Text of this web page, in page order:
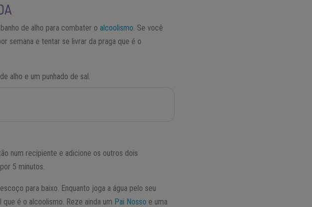
de alho para combater oalcoolismo. Se você
semana e tentar se livrar da praga que é o
alho e um punhado de sal.
num recipiente e adicione os outros dois
5 minutos.
para baixo. Enquanto joga a água pelo seu
é o alcoolismo. Reze ainda um Pai Nosso e uma